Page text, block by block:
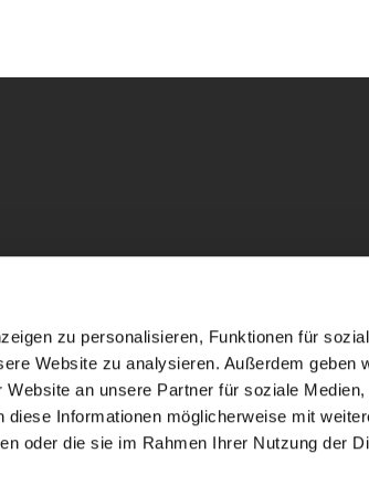
zu personalisieren, Funktionen für
Website zu analysieren. Außerdem geben
an unsere Partner für soziale Medien,
diese Informationen möglicherweise mit
oder die sie im Rahmen Ihrer Nutzung der
ChurchDesk-